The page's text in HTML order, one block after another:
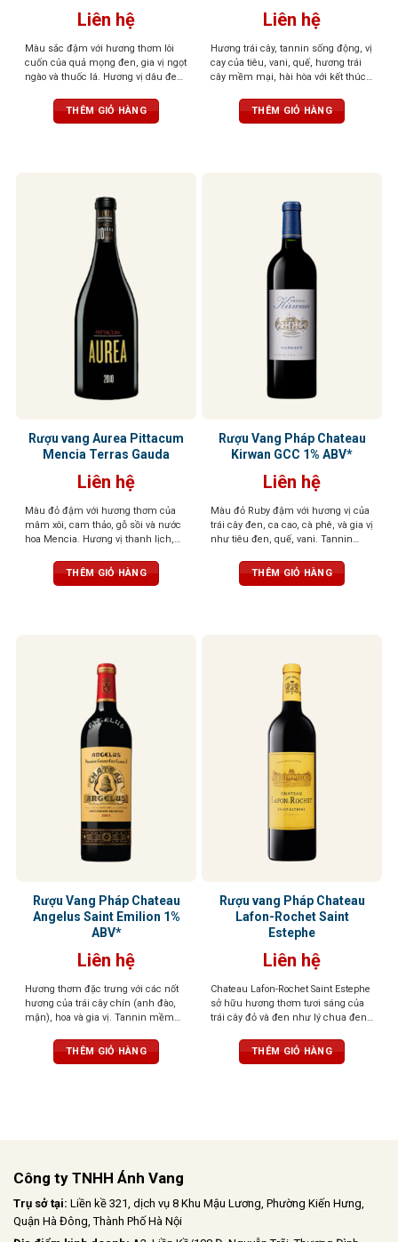
Liên hệ
Màu sắc đậm với hương thơm lôi
cuốn của quả mọng đen, gia vị ngọt
ngào và thuốc lá. Hương vị dâu đen,
cùng tannin mềm mại
THÊM GIỎ HÀNG
Liên hệ
Hương trái cây, tannin sống động, vị
cay của tiêu, vani, quế, hương trái
cây mềm mại, hài hòa với kết thúc
THÊM GIỎ HÀNG
Rượu vang Aurea Pittacum
Mencia Terras Gauda
Liên hệ
Màu đỏ đậm với hương thơm của
mâm xôi, cam thảo, gỗ sồi và nước
hoa Mencia. Hương vị thanh lịch,
bằng và tươi mát, dư vị bền bỉ
THÊM GIỎ HÀNG
Rượu Vang Pháp Chateau
Kirwan GCC 1% ABV*
Liên hệ
Màu đỏ Ruby đậm với hương vị của
trái cây đen, ca cao, cà phê, và gia vị
như tiêu đen, quế, vani. Tannin
kéo dài và phức hợp
THÊM GIỎ HÀNG
Rượu Vang Pháp Chateau
Angelus Saint Emilion 1%
ABV*
Liên hệ
Hương thơm đặc trưng với các nốt
hương của trái cây chín (anh đào,
mận), hoa và gia vị. Tannin mềm
với sự cân bằng giữa độ chua và độ
ngọt, để lại hậu vị dài lâu.
THÊM GIỎ HÀNG
Rượu vang Pháp Chateau
Lafon-Rochet Saint
Estephe
Liên hệ
Chateau Lafon-Rochet Saint Estephe
sở hữu hương thơm tươi sáng của
trái cây đỏ và đen như lý chua đen,
chút tươi mát và sống động. Vị rượu
lan tỏa trên vòm miệng với tannin
THÊM GIỎ HÀNG
Công ty TNHH Ánh Vang
Trụ sở tại: Liền kề 321, dịch vụ 8 Khu Mậu Lương, Phường Kiến Hưng,
Quận Hà Đông, Thành Phố Hà Nội